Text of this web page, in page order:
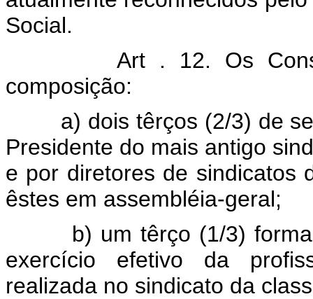
Social.
Art . 12. Os
composição:
a) dois têrços (2/3) de
Presidente do mais antigo
e por diretores de sindicatos
êstes em assembléia-geral;
b) um têrço (1/3)
exercício efetivo da
realizada no sindicato da